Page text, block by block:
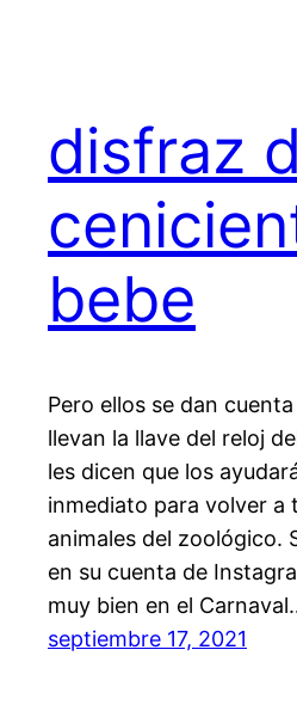
disfraz
bebe
Pero ellos se dan
llevan la llave del reloj
les dicen que los
inmediato para volver a
animales del zoológico.
en su cuenta de
muy bien en el
septiembre 17, 2021